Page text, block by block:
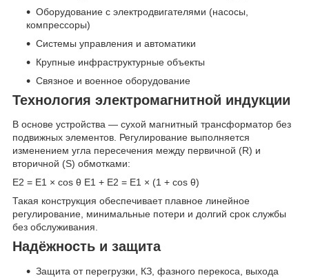
Оборудование с электродвигателями (насосы,
компрессоры)
Системы управления и автоматики
Крупные инфраструктурные объекты
Связное и военное оборудование
Технология электромагнитной индукции
В основе устройства — сухой магнитный трансформатор без
подвижных элементов. Регулирование выполняется
изменением угла пересечения между первичной (R) и
вторичной (S) обмотками:
E2 = E1 × cos θ E1 + E2 = E1 × (1 + cos θ)
Такая конструкция обеспечивает плавное линейное
регулирование, минимальные потери и долгий срок службы
без обслуживания.
Надёжность и защита
Защита от перегрузки, КЗ, фазного перекоса, выхода